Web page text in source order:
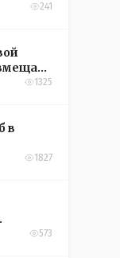
241
1325
в
1827
в573